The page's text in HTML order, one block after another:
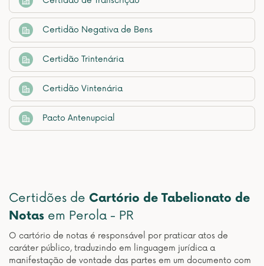
Certidão Negativa de Bens
Certidão Trintenária
Certidão Vintenária
Pacto Antenupcial
Certidões de Cartório de Tabelionato de
Notas em Perola - PR
O cartório de notas é responsável por praticar atos de
caráter público, traduzindo em linguagem jurídica a
manifestação de vontade das partes em um documento com